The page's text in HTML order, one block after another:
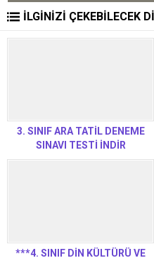
İLGİNİZİ ÇEKEBİLECEK
3. SINIF ARA TATİL DENEME
SINAVI TESTİ İNDİR
***4. SINIF DİN KÜLTÜRÜ VE